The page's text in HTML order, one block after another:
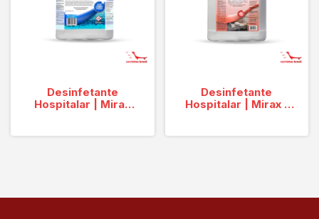
Desinfetante
Hospitalar | Mirax
Desinfetante
Hospitalar | Mirax |